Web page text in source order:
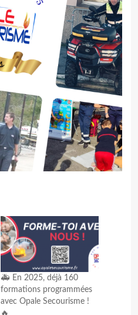
🚑 En 2025, déjà 160
formations programmées
avec Opale Secourisme !
🔥